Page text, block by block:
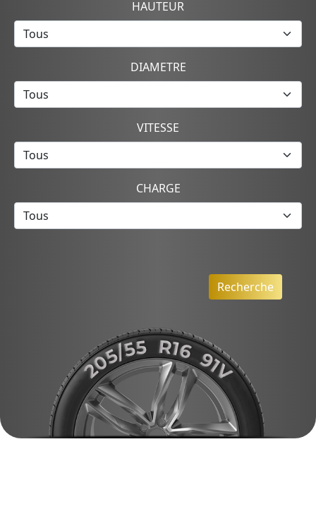
HAUTEUR
DIAMETRE
VITESSE
CHARGE
Recherche